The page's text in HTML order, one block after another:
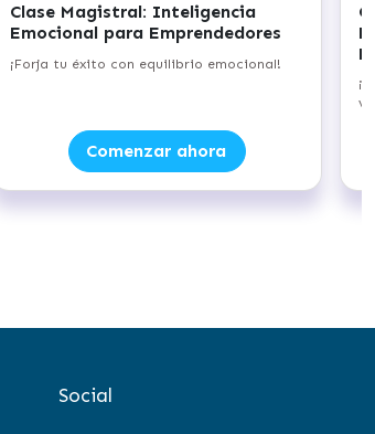
Clase Magistral: Inteligencia
Emocional para Emprendedores
¡Forja tu éxito con equilibrio emocional!
Comenzar ahora
Social